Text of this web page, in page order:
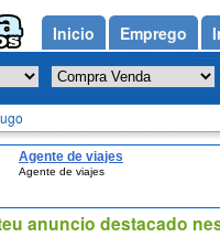
Agente de viajes
Agente de viajes
Inicio Emprego
teu anuncio destacado